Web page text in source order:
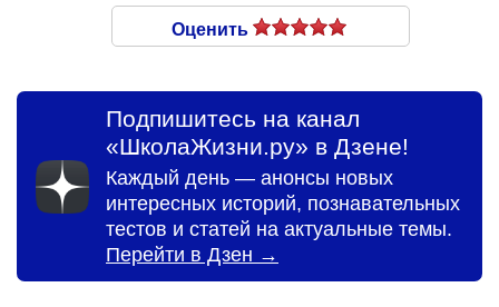
Оценить
Подпишитесь на канал
«ШколаЖизни.ру» в Дзене!
Каждый день — анонсы новых
интересных историй, познавательных
тестов и статей на актуальные темы.
Перейти в Дзен →